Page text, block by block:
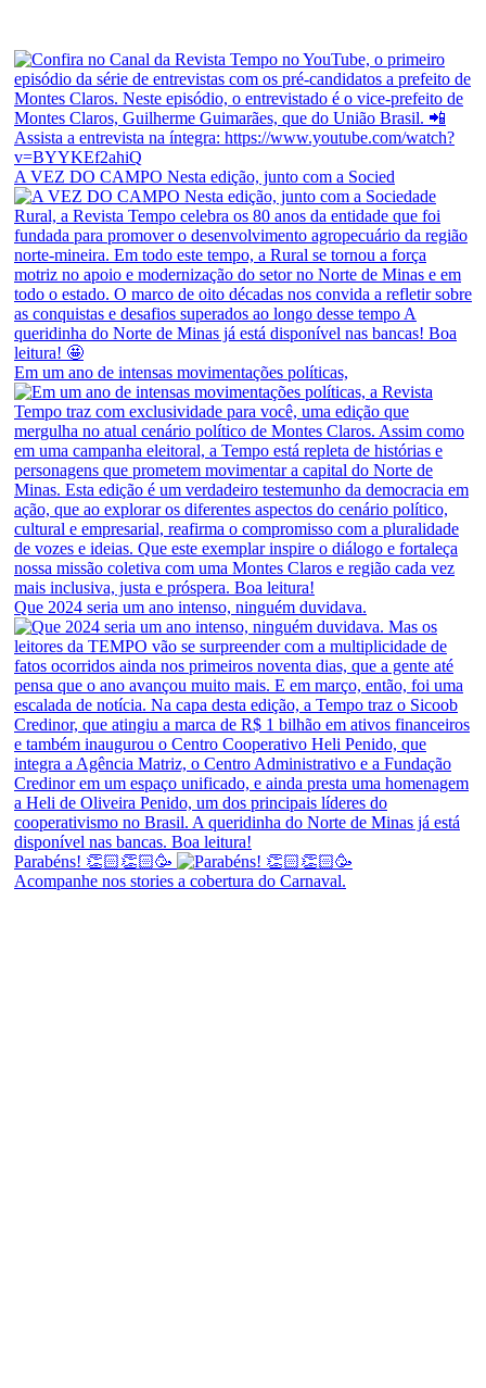
A VEZ DO CAMPO Nesta edição, junto com a Socied
Em um ano de intensas movimentações políticas,
Que 2024 seria um ano intenso, ninguém duvidava.
Parabéns! 👏🏻👏🏻🥳
Acompanhe nos stories a cobertura do Carnaval.